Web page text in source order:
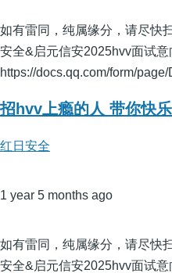
如有雷同，纯属缘分，请尽快
安全&启元信安2025hvv面试意
https://docs.qq.com/form/
招hvv上瘾的人 带你快
红日安全
1 year 5 months ago
如有雷同，纯属缘分，请尽快
安全&启元信安2025hvv面试意